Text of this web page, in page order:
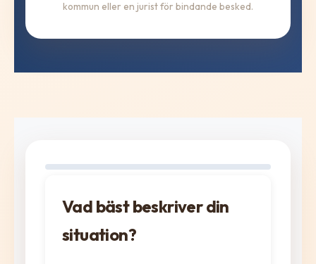
kommun eller en jurist för bindande besked.
Vad bäst beskriver din
situation?